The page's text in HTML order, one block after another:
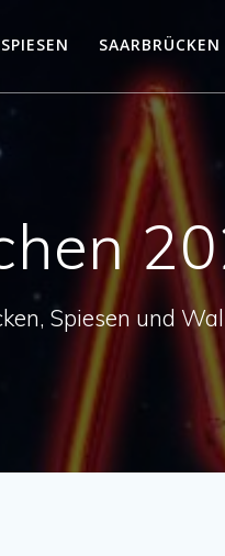
SPIESEN SAARBRÜCKEN
Spiesen und